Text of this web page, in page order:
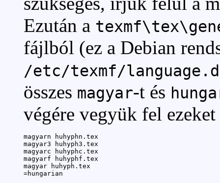
Ezután a
fájlból (ez a Debian
/etc/texmf/
összes magyar-t és
végére vegyük fel
magyarn huhyphn.tex
magyar3 huhyph3.tex
magyarc huhyphc.tex
magyarf huhyphf.tex
magyar huhyph.tex
=hungarian